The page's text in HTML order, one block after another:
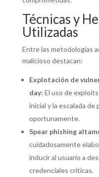
Técnicas y
Utilizadas
Entre las metodologías
malicioso destacan:
Explotación de
day: El uso de
inicial y la escalada
oportunamente.
Spear phishing
cuidadosamente
inducir al usuario a
credenciales críticas.